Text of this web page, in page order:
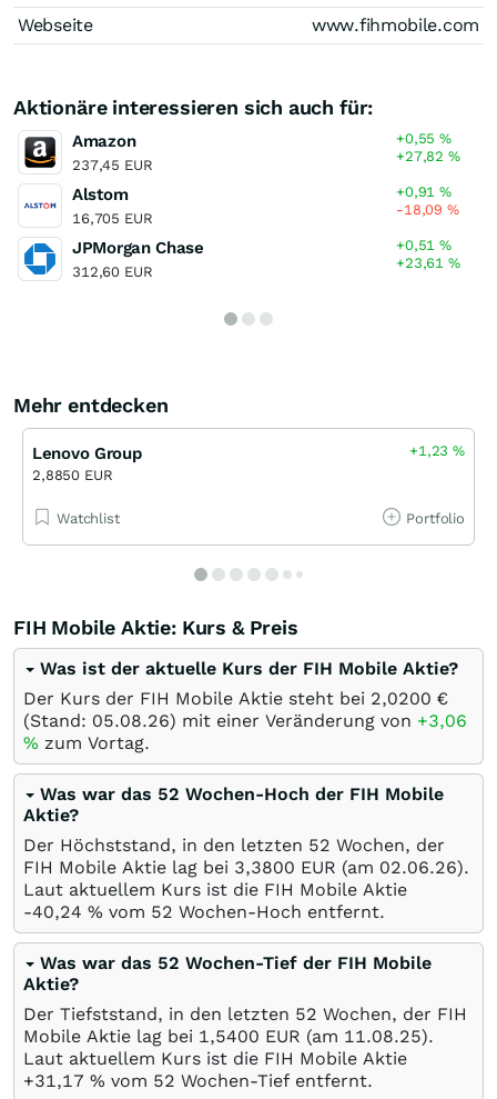
Webseite
www.fihmobile.com
Aktionäre interessieren sich auch für:
Amazon
237,45 EUR
+0,55%
+27,82%
Alstom
16,705 EUR
+0,91%
-18,09%
JPMorgan Chase
312,60 EUR
+0,51%
+23,61%
Mehr entdecken
Lenovo Group
2,8850 EUR
+1,23%
Watchlist Portfolio
FIH Mobile Aktie: Kurs & Preis
Was ist der aktuelle Kurs der FIH Mobile Aktie?
Der Kurs der FIH Mobile Aktie steht bei 2,0200 €
(Stand: 05.08.26) mit einer Veränderung von +3,06
% zum Vortag.
Was war das 52 Wochen-Hoch der FIH Mobile
Aktie?
Der Höchststand, in den letzten 52 Wochen, der
FIH Mobile Aktie lag bei 3,3800 EUR (am 02.06.26).
Laut aktuellem Kurs ist die FIH Mobile Aktie
-40,24 % vom 52 Wochen-Hoch entfernt.
Was war das 52 Wochen-Tief der FIH Mobile
Aktie?
Der Tiefststand, in den letzten 52 Wochen, der FIH
Mobile Aktie lag bei 1,5400 EUR (am 11.08.25).
Laut aktuellem Kurs ist die FIH Mobile Aktie
+31,17 % vom 52 Wochen-Tief entfernt.